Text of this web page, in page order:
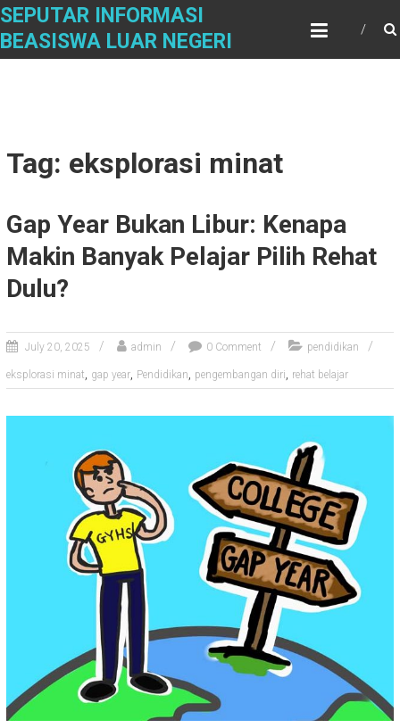
Skip
content
SEPUTAR INFORMASI
BEASISWA LUAR NEGERI
Tag: eksplorasi minat
Gap Year Bukan Libur: Kenapa
Makin Banyak Pelajar Pilih Rehat
Dulu?
July 20, 2025 admin 0 Comment pendidikan
eksplorasi minat, gap year, Pendidikan, pengembangan diri, rehat belajar